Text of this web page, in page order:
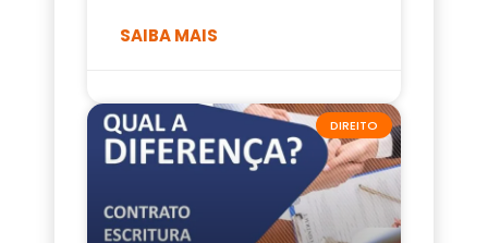
SAIBA MAIS
DIREITO